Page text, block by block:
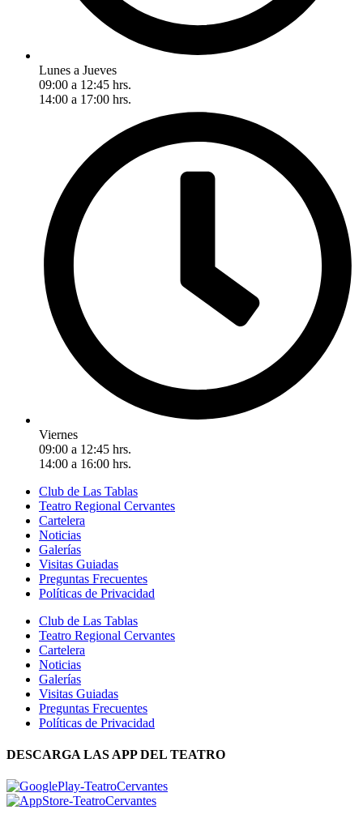
Lunes a Jueves
09:00 a 12:45 hrs.
14:00 a 17:00 hrs.
Viernes
09:00 a 12:45 hrs.
14:00 a 16:00 hrs.
Club de Las Tablas
Teatro Regional Cervantes
Cartelera
Noticias
Galerías
Visitas Guiadas
Preguntas Frecuentes
Políticas de Privacidad
Club de Las Tablas
Teatro Regional Cervantes
Cartelera
Noticias
Galerías
Visitas Guiadas
Preguntas Frecuentes
Políticas de Privacidad
DESCARGA LAS APP DEL TEATRO